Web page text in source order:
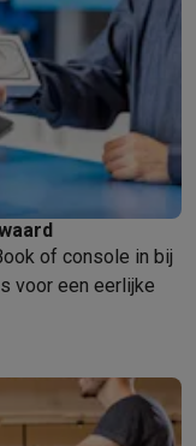
of console in bij
voor een eerlijke